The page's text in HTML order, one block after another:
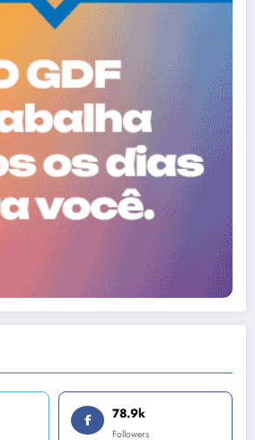
78.9k
Followers